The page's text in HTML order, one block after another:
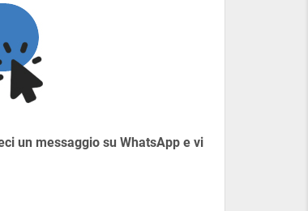
un messaggio su WhatsApp e vi